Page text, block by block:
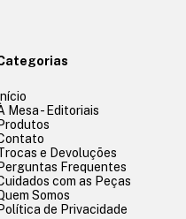
Mesa - Editoriais
e Devoluções
Frequentes
com as Peças
Somos
de Privacidade